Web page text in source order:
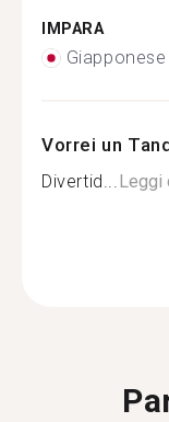
IMPARA
Giapponese
Vorrei un
Divertid...Leggi